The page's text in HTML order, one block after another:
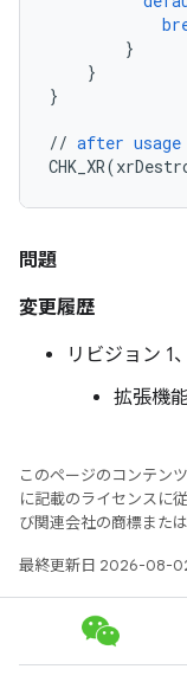
}
}
}
// after usage
CHK_XR(
問題
変更履歴
リビジョン 1
拡張機
このページのコンテン
に記載のライセンスに
び関連会社の商標また
最終更新日 2026-08-02